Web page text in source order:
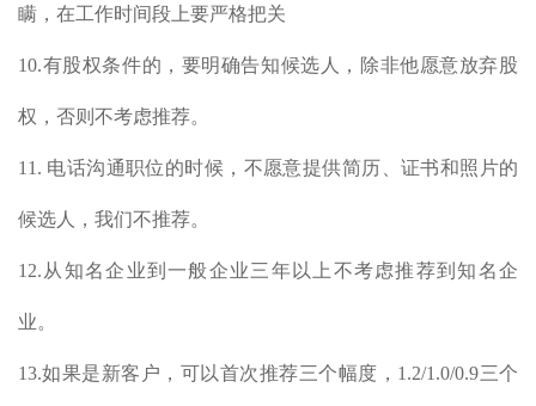
瞒，在工作时间段上要严格把关
10.有股权条件的，要明确告知候选人，除非他愿意放弃股
权，否则不考虑推荐。
11. 电话沟通职位的时候，不愿意提供简历、证书和照片的
候选人，我们不推荐。
12.从知名企业到一般企业三年以上不考虑推荐到知名企
业。
13.如果是新客户，可以首次推荐三个幅度，1.2/1.0/0.9三个